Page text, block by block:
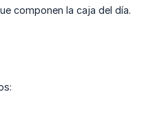
componen la caja del día.